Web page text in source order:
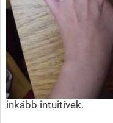
inkább intuitívek.